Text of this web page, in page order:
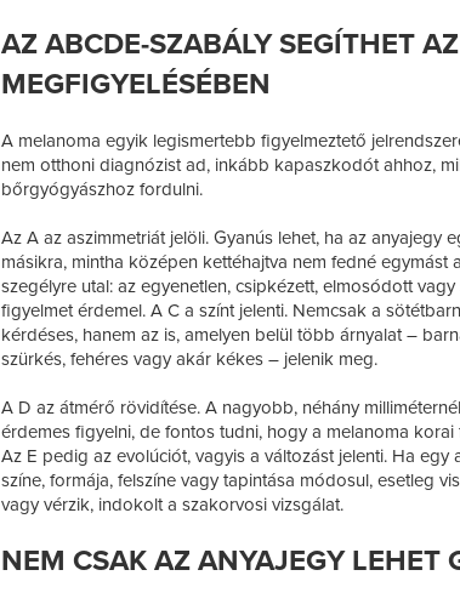
AZ ABCDE-SZABÁLY SEGÍTHET
MEGFIGYELÉSÉBEN
A melanoma egyik legismertebb figyelmeztető
nem otthoni diagnózist ad, inkább kapaszkodót ahhoz,
bőrgyógyászhoz fordulni.
Az A az aszimmetriát jelöli. Gyanús lehet, ha az anyajegy
másikra, mintha középen kettéhajtva nem fedné egymást
szegélyre utal: az egyenetlen, csipkézett, elmosódott
figyelmet érdemel. A C a színt jelenti. Nemcsak a
kérdéses, hanem az is, amelyen belül több árnyalat –
szürkés, fehéres vagy akár kékes – jelenik meg.
A D az átmérő rövidítése. A nagyobb, néhány
érdemes figyelni, de fontos tudni, hogy a melanoma
Az E pedig az evolúciót, vagyis a változást jelenti. Ha egy
színe, formája, felszíne vagy tapintása módosul, esetleg
vagy vérzik, indokolt a szakorvosi vizsgálat.
NEM CSAK AZ ANYAJEGY LEHET